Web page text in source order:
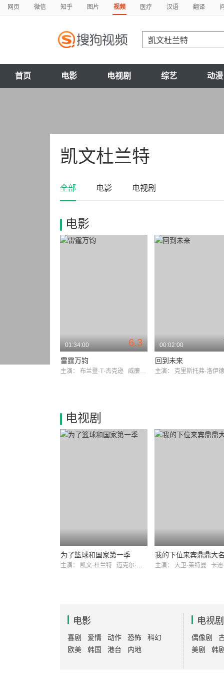
网页 微信 知乎 图片 视频 医疗 汉语 翻译
首页 电影 电视剧 综艺 动漫
凯文杜兰特
全部 电影 电视剧
电影
6.3
01:34:00
雷霆万钧
主演： 布兰登·T·杰克逊 威廉·罗格斯戴尔
00:02:00
回到未来
主演： 克里斯托弗·洛伊
电视剧
为了篮球和国家第一季
主演： 凯文·杜兰特 迈克尔·乔丹 主演： 大卫·莱特曼 卡
电影
喜剧 爱情 动作 恐怖
科幻
欧美
韩国 港台 内地
电视剧
偶像剧
美剧
韩